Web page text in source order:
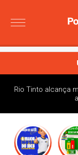
Rio Tinto alcança